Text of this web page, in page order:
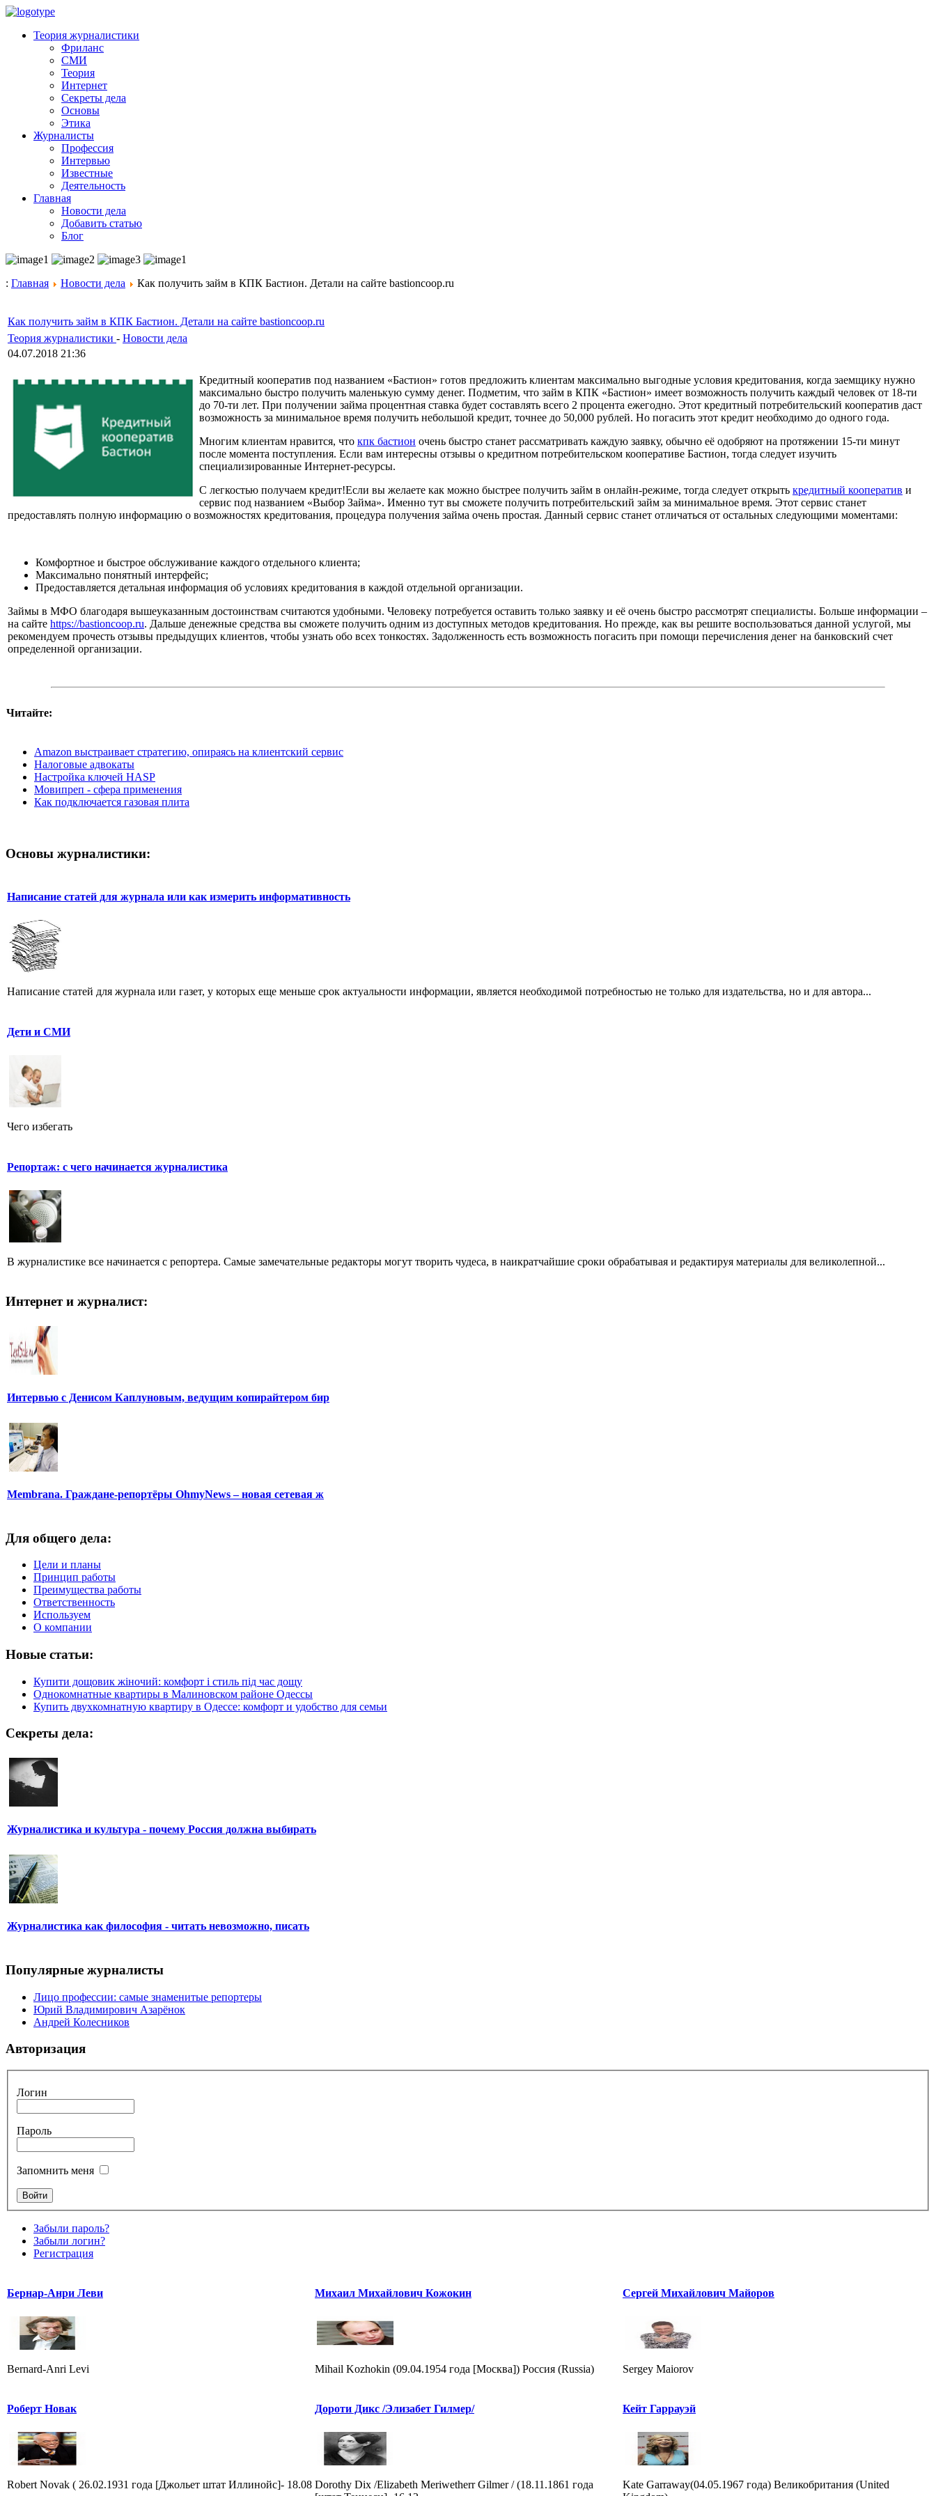
Теория журналистики
Фриланс
СМИ
Теория
Интернет
Секреты дела
Основы
Этика
Журналисты
Профессия
Интервью
Известные
Деятельность
Главная
Новости дела
Добавить статью
Блог
: Главная Новости дела Как получить займ в КПК Бастион. Детали на сайте bastioncoop.ru
Как получить займ в КПК Бастион. Детали на сайте bastioncoop.ru
Теория журналистики - Новости дела
04.07.2018 21:36
Кредитный кооператив под названием «Бастион» готов предложить клиентам максимально выгодные условия кредитования, когда заемщику нужно
максимально быстро получить маленькую сумму денег. Подметим, что займ в КПК «Бастион» имеет возможность получить каждый человек от 18-ти
до 70-ти лет. При получении займа процентная ставка будет составлять всего 2 процента ежегодно. Этот кредитный потребительский кооператив даст
возможность за минимальное время получить небольшой кредит, точнее до 50,000 рублей. Но погасить этот кредит необходимо до одного года.
Многим клиентам нравится, что кпк бастион очень быстро станет рассматривать каждую заявку, обычно её одобряют на протяжении 15-ти минут
после момента поступления. Если вам интересны отзывы о кредитном потребительском кооперативе Бастион, тогда следует изучить
специализированные Интернет-ресурсы.
С легкостью получаем кредит!Если вы желаете как можно быстрее получить займ в онлайн-режиме, тогда следует открыть кредитный кооператив и
сервис под названием «Выбор Займа». Именно тут вы сможете получить потребительский займ за минимальное время. Этот сервис станет
предоставлять полную информацию о возможностях кредитования, процедура получения займа очень простая. Данный сервис станет отличаться от остальных следующими моментами:
Комфортное и быстрое обслуживание каждого отдельного клиента;
Максимально понятный интерфейс;
Предоставляется детальная информация об условиях кредитования в каждой отдельной организации.
Займы в МФО благодаря вышеуказанным достоинствам считаются удобными. Человеку потребуется оставить только заявку и её очень быстро рассмотрят специалисты. Больше информации –
на сайте https://bastioncoop.ru. Дальше денежные средства вы сможете получить одним из доступных методов кредитования. Но прежде, как вы решите воспользоваться данной услугой, мы
рекомендуем прочесть отзывы предыдущих клиентов, чтобы узнать обо всех тонкостях. Задолженность есть возможность погасить при помощи перечисления денег на банковский счет
определенной организации.
Читайте:
Amazon выстраивает стратегию, опираясь на клиентский сервис
Налоговые адвокаты
Настройка ключей HASP
Мовипреп - сфера применения
Как подключается газовая плита
Основы журналистики:
Написание статей для журнала или как измерить информативность
Написание статей для журнала или газет, у которых еще меньше срок актуальности информации, является необходимой потребностью не только для издательства, но и для автора...
Дети и СМИ
Чего избегать
Репортаж: с чего начинается журналистика
В журналистике все начинается с репортера. Самые замечательные редакторы могут творить чудеса, в наикратчайшие сроки обрабатывая и редактируя материалы для великолепной...
Интернет и журналист:
Интервью с Денисом Каплуновым, ведущим копирайтером бир
Membrana. Граждане-репортёры OhmyNews – новая сетевая ж
Для общего дела:
Цели и планы
Принцип работы
Преимущества работы
Ответственность
Используем
О компании
Новые статьи:
Купити дощовик жіночий: комфорт і стиль під час дощу
Однокомнатные квартиры в Малиновском районе Одессы
Купить двухкомнатную квартиру в Одессе: комфорт и удобство для семьи
Секреты дела:
Журналистика и культура - почему Россия должна выбирать
Журналистика как философия - читать невозможно, писать
Популярные журналисты
Лицо профессии: самые знаменитые репортеры
Юрий Владимирович Азарёнок
Андрей Колесников
Авторизация
Логин
Пароль
Запомнить меня
Забыли пароль?
Забыли логин?
Регистрация
Бернар-Анри Леви
Bernard-Anri Levi
Михаил Михайлович Кожокин
Mihail Kozhokin (09.04.1954 года [Москва]) Россия (Russia)
Сергей Михайлович Майоров
Sergey Maiorov
Роберт Новак
Robert Novak ( 26.02.1931 года [Джольет штат Иллинойс]- 18.08
Дороти Дикс /Элизабет Гилмер/
Dorothy Dix /Elizabeth Meriwetherr Gilmer / (18.11.1861 года
Кейт Гаррауэй
Kate Garraway(04.05.1967 года) Великобритания (United